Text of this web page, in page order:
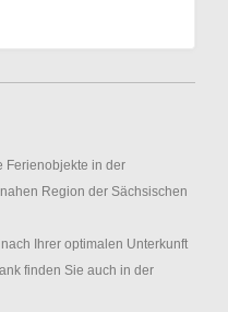
Ferienobjekte in der
Region der Sächsischen
Ihrer optimalen Unterkunft
finden Sie auch in der